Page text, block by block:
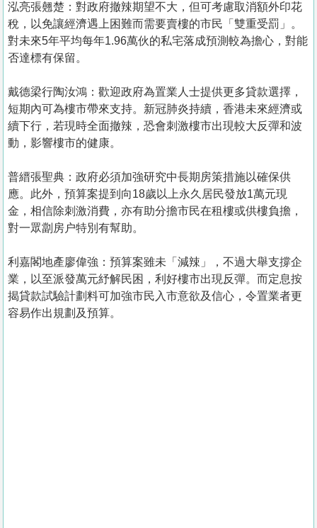
於
我
們
泓亮張翹楚：對政府撤辣期望不大，但可考慮取消額外印花
稅，以免讓經濟遇上困難而需要賣樓的市民「雙重受罰」。
對未來5年平均每年1.96萬伙的私宅落成預測較為擔心，對能
否達標有保留。
戴德梁行陶汝鴻：歡迎政府為置業人士提供更多貸款選擇，
短期內可為樓市帶來支持。新冠肺炎持續，香港未來經濟或
續下行，若現時全面撤辣，恐會刺激樓市出現較大反彈和波
動，影響樓市的健康。
普縉張聖典：政府必須加強研究中長期房策措施以確保供
應。此外，預算案提到向18歲以上永久居民發放1萬元現
金，相信除刺激消費，亦有助分擔市民在租樓或供樓負擔，
對一眾劏房户特別有幫助。
利嘉閣地產廖偉強：預算案雖未「減辣」，不過大舉支撐企
業，以至派發萬元紓解民困，利好樓市出現反彈。而定息按
揭貸款試驗計劃料可加強市民入市意欲及信心，令置業者更
容易作出規劃及預算。